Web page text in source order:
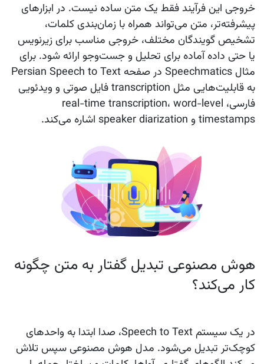
خروجی این فرآیند فقط یک متن ساده نیست. در ابزارهای
پیشرفته‌تر، متن می‌تواند همراه با زمان‌بندی کلمات،
تشخیص گویندگان مختلف، خروجی مناسب برای زیرنویس
یا حتی داده آماده برای تحلیل و جست‌وجو ارائه شود. برای
مثال Speechmatics در صفحه Persian Speech to Text
به قابلیت‌هایی مثل transcription فایل صوتی و ویدئویی
فارسی، real-time transcription، word-level
timestamps و speaker diarization اشاره می‌کند.
هوش مصنوعی تبدیل گفتار به متن چگونه
کار می‌کند؟
در یک سیستم Speech to Text، صدا ابتدا به واحدهای
کوچک‌تر تبدیل می‌شود. مدل هوش مصنوعی سپس تلاش